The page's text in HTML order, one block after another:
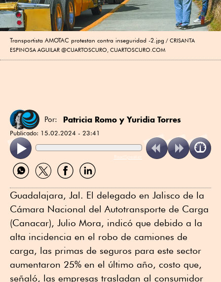
Transportista AMOTAC protestan contra inseguridad -2.jpg
CRISANTA
ESPINOSA AGUILAR @CUARTOSCURO, CUARTOSCURO.COM
Por: Patricia Romo y Yuridia Torres
Publicado: 15.02.2024 - 23:41
ReadSpeaker
Compartir
por
Compartir
por
Compartir
por
Compartir
por
Guadalajara, Jal. El delegado en Jalisco de la
Cámara Nacional del Autotransporte de Carga
(Canacar), Julio Mora, indicó que debido a la
alta incidencia en el robo de camiones de
carga, las primas de seguros para este sector
aumentaron 25% en el último año, costo que,
señaló, las empresas trasladan al consumidor